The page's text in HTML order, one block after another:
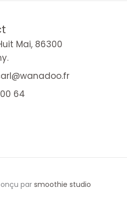
Mai, 86300
64
par smoothie studio